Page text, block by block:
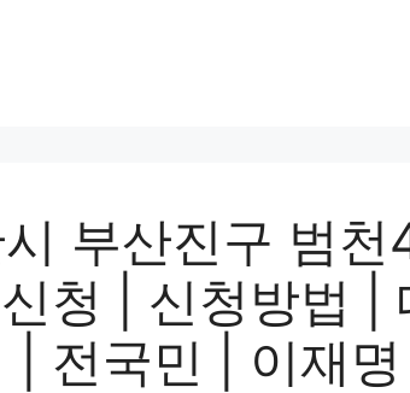
부산진구 범
청 | 신청방법 |
| 전국민 | 이재